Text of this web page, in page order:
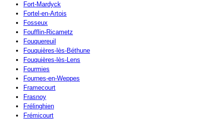
Fort-Mardyck
Fortel-en-Artois
Fosseux
Foufflin-Ricametz
Fouquereuil
Fouquières-lès-Béthune
Fouquières-lès-Lens
Fourmies
Fournes-en-Weppes
Framecourt
Frasnoy
Frélinghien
Frémicourt